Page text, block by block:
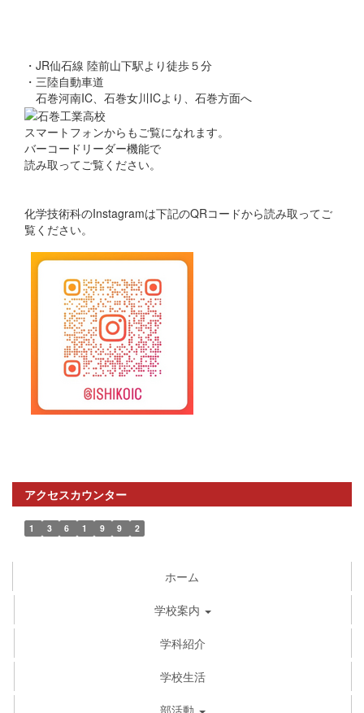
・JR仙石線 陸前山下駅より徒歩５分
・三陸自動車道
石巻河南IC、石巻女川ICより、石巻方面へ
スマートフォンからもご覧になれます。
バーコードリーダー機能で
読み取ってご覧ください。
化学技術科のInstagramは下記のQRコードから読み取ってご
覧ください。
アクセスカウンター
1 3 6 1 9 9 2
ホーム
学校案内
学科紹介
学校生活